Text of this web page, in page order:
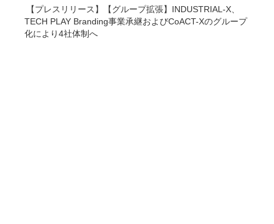
【プレスリリース】【グループ拡張】INDUSTRIAL-X、
TECH PLAY Branding事業承継およびCoACT-Xのグループ
化により4社体制へ